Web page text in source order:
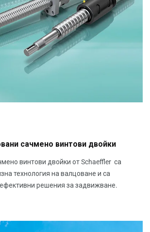
сачмено винтови двойки
винтови двойки от Schaeffler са
технология на валцоване и са
решения за задвижване.